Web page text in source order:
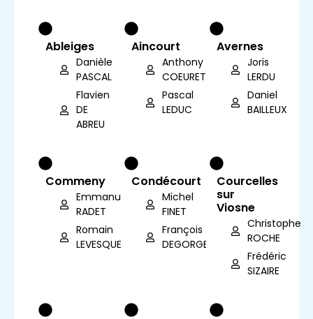
Ableiges
Danièle
PASCAL
Flavien
DE
ABREU
Aincourt
Anthony
COEURET
Pascal
LEDUC
Avernes
Joris
LERDU
Daniel
BAILLEUX
Commeny
Emmanuel
RADET
Romain
LEVESQUE
Condécourt
Michel
FINET
François
DEGORGE
Courcelles
sur
Viosne
Christophe
ROCHE
Frédéric
SIZAIRE